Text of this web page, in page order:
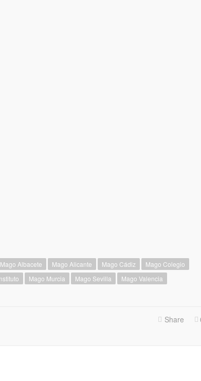
Mago Albacete Mago Alicante Mago Cádiz
Mago Colegio
Mago Murcia Mago Sevilla
Mago Valencia
Share